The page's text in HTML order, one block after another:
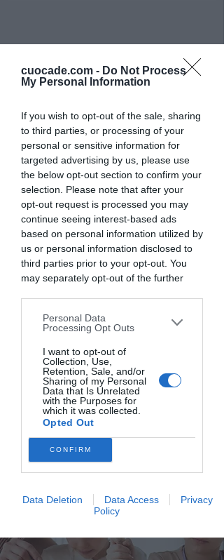
cuocade.com - Do Not Process
My Personal Information
If you wish to opt-out of the sale, sharing
to third parties, or processing of your
personal or sensitive information for
targeted advertising by us, please use
the below opt-out section to confirm your
selection. Please note that after your
opt-out request is processed you may
continue seeing interest-based ads
based on personal information utilized by
us or personal information disclosed to
third parties prior to your opt-out. You
may separately opt-out of the further
downstream participants. This
information may also be disclosed by us
to third parties on theIAB’s List of
Downstream Participantsthat may
further disclose it to other third parties.
Personal Data
Processing Opt Outs
I want to opt-out of
Collection, Use,
Retention, Sale, and/or
Sharing of my Personal
Data that Is Unrelated
with the Purposes for
which it was collected.
Opted Out
CONFIRM
Data Deletion Data Access
Privacy
Policy
DICONO DEI CORSI DI CUCINA
ONLINE PER BAMBINI DI CUOCADÈ
il sorrisoela fantasiaper ricette che